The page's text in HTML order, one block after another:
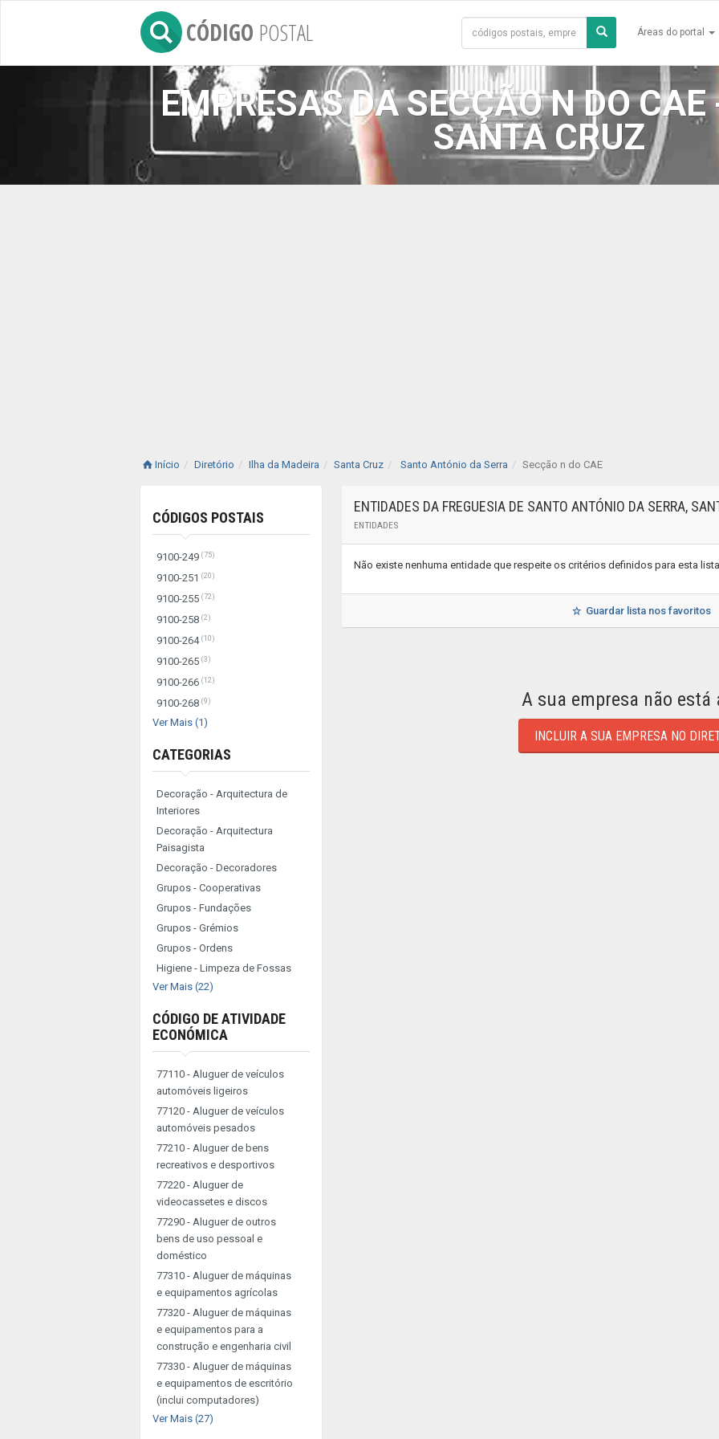
CÓDIGO POSTAL Áreas do portal
EMPRESAS DA SECÇÃO N DO
SANTA CRUZ
Início Diretório Ilha da Madeira Santa Cruz Santo António da Serra Secção n do CAE
CÓDIGOS POSTAIS
9100-249 (75)
9100-251 (20)
9100-255 (72)
9100-258 (2)
9100-264 (10)
9100-265 (3)
9100-266 (12)
9100-268 (9)
Ver Mais (1)
CATEGORIAS
Decoração - Arquitectura de
Interiores
Decoração - Arquitectura
Paisagista
Decoração - Decoradores
Grupos - Cooperativas
Grupos - Fundações
Grupos - Grémios
Grupos - Ordens
Higiene - Limpeza de Fossas
Ver Mais (22)
CÓDIGO DE ATIVIDADE
ECONÓMICA
77110 - Aluguer de veículos
automóveis ligeiros
77120 - Aluguer de veículos
automóveis pesados
77210 - Aluguer de bens
recreativos e desportivos
77220 - Aluguer de
videocassetes e discos
77290 - Aluguer de outros
bens de uso pessoal e
doméstico
77310 - Aluguer de máquinas
e equipamentos agrícolas
77320 - Aluguer de máquinas
e equipamentos para a
construção e engenharia civil
77330 - Aluguer de máquinas
e equipamentos de escritório
(inclui computadores)
Ver Mais (27)
ENTIDADES DA FREGUESIA DE SANTO ANTÓNIO DA SERRA,
ENTIDADES
Não existe nenhuma entidade que respeite os critérios definidos para esta
Guardar lista nos favoritos
A sua empresa não está
INCLUIR A SUA EMPRESA NO